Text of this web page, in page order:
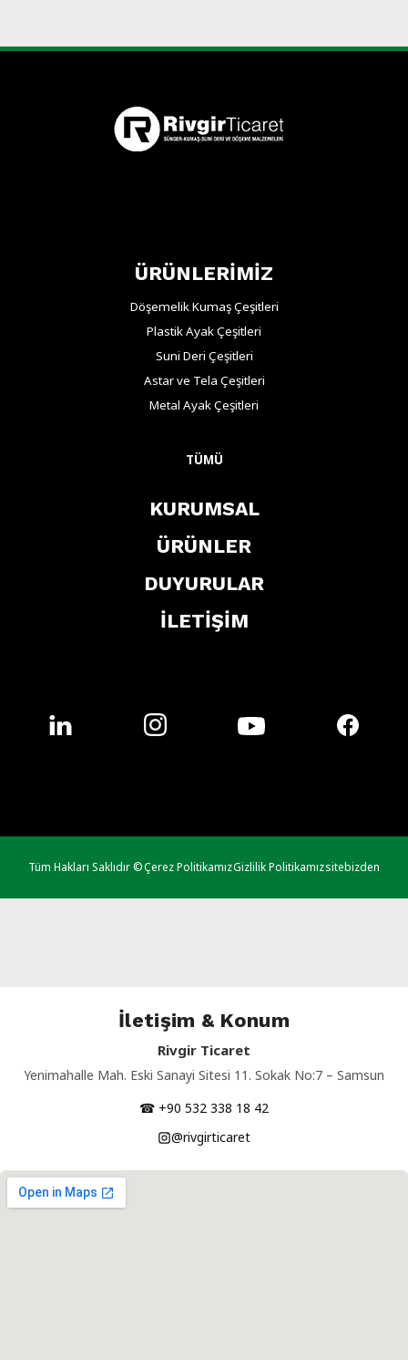
ÜRÜNLERİMİZ
Döşemelik Kumaş Çeşitleri
Plastik Ayak Çeşitleri
Suni Deri Çeşitleri
Astar ve Tela Çeşitleri
Metal Ayak Çeşitleri
TÜMÜ
KURUMSAL
ÜRÜNLER
DUYURULAR
İLETİŞİM
Tüm Hakları Saklıdır ©Çerez PolitikamızGizlilik Politikamızsitebizden
İletişim & Konum
Rivgir Ticaret
Yenimahalle Mah. Eski Sanayi Sitesi 11. Sokak No:7 – Samsun
☎ +90 532 338 18 42
@rivgirticaret